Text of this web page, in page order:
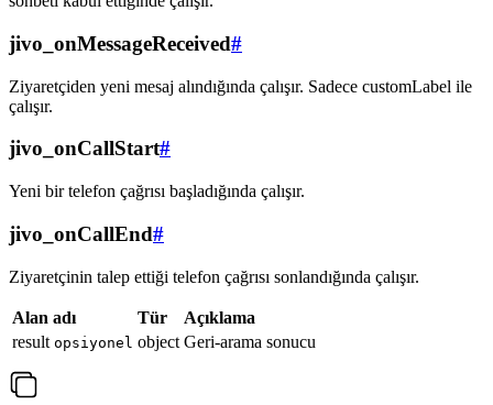
jivo_onMessageReceived#
Ziyaretçiden yeni mesaj alındığında çalışır. Sadece customLabel ile
çalışır.
jivo_onCallStart#
Yeni bir telefon çağrısı başladığında çalışır.
jivo_onCallEnd#
Ziyaretçinin talep ettiği telefon çağrısı sonlandığında çalışır.
Alan adı Tür
Açıklama
result opsiyonel object Geri-arama sonucu